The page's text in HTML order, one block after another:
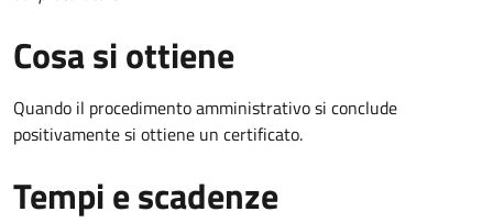
Cosa si ottiene
Quando il procedimento amministrativo si conclude
positivamente si ottiene un certificato.
Tempi e scadenze